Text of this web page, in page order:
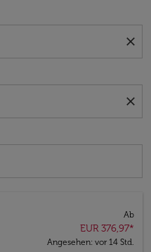
close
close
Ab
EUR 376,97*
Angesehen: vor 14 Std.